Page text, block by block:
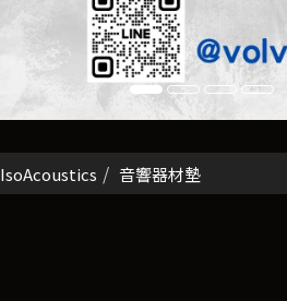
IsoAcoustics 音響器材墊